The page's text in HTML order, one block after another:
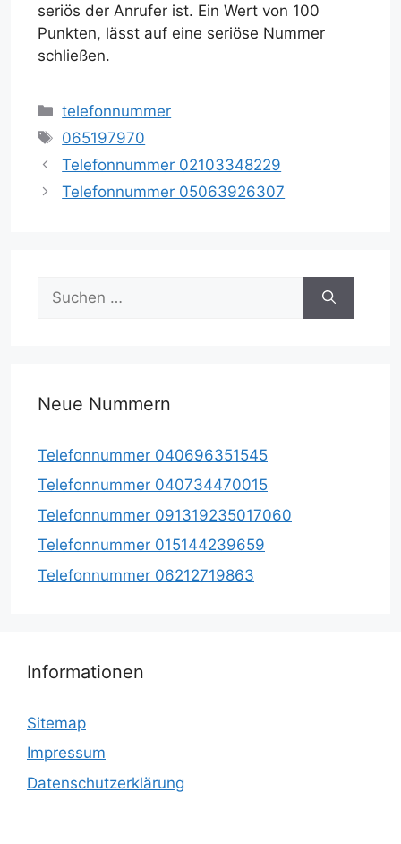
seriös der Anrufer ist. Ein Wert von 100
Punkten, lässt auf eine seriöse Nummer
schließen.
Kategorien
telefonnummer
Schlagwörter
065197970
Telefonnummer 02103348229
Telefonnummer 05063926307
nach:
Neue Nummern
Telefonnummer 040696351545
Telefonnummer 040734470015
Telefonnummer 091319235017060
Telefonnummer 015144239659
Telefonnummer 06212719863
Informationen
Sitemap
Impressum
Datenschutzerklärung